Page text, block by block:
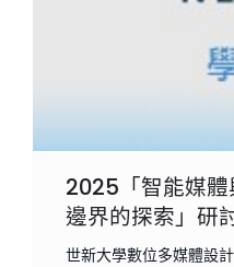
2025「智能媒
邊界的探索」研
世新大學數位多媒體設